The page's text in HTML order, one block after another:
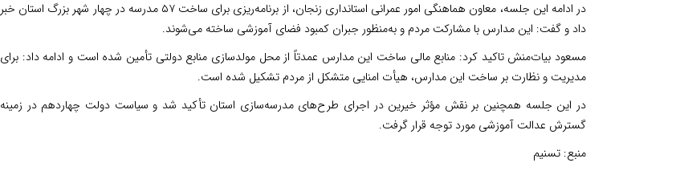
در ادامه این جلسه، معاون هماهنگی امور عمرانی استانداری زنجان، از برنامه‌ریزی برای ساخت ۵۷ مدرسه در چهار شهر بزرگ استان خبر
داد و گفت: این مدارس با مشارکت مردم و به‌منظور جبران کمبود فضای آموزشی ساخته می‌شوند.
مسعود بیات‌منش تاکید کرد: منابع مالی ساخت این مدارس عمدتاً از محل مولدسازی منابع دولتی تأمین شده است و ادامه داد: برای
مدیریت و نظارت بر ساخت این مدارس، هیأت امنایی متشکل از مردم تشکیل شده است.
در این جلسه همچنین بر نقش مؤثر خیرین در اجرای طرح‌های مدرسه‌سازی استان تأکید شد و سیاست دولت چهاردهم در زمینه
گسترش عدالت آموزشی مورد توجه قرار گرفت.
منبع: تسنیم